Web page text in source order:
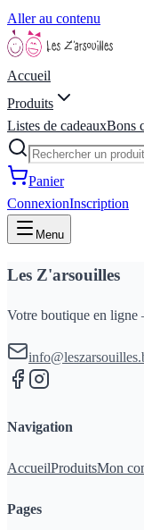
Aller au contenu
Accueil
Produits
Listes de cadeauxBons
Panier
ConnexionInscription
Menu
Les Z'arsouilles
Votre boutique en
Navigation
AccueilProduitsMon
Pages